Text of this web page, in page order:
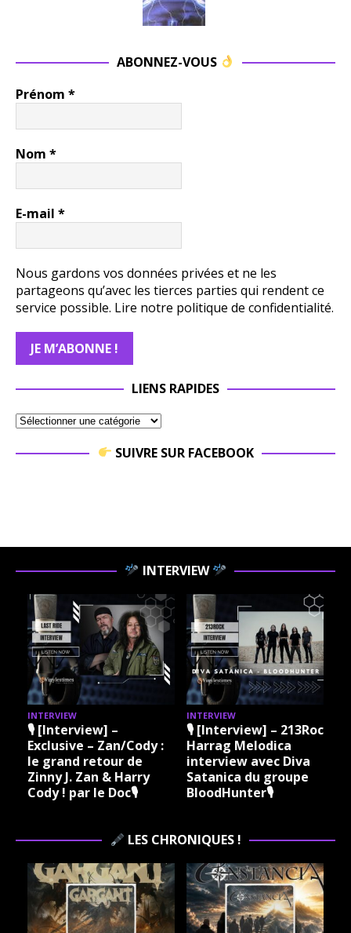
ABONNEZ-VOUS
Prénom *
Nom *
E-mail *
Nous gardons vos données privées et ne les
partageons qu’avec les tierces parties qui rendent ce
service possible. Lire notre politique de confidentialité.
LIENS RAPIDES
SUIVRE SUR FACEBOOK
INTERVIEW
INTERVIEW
🎙 [Interview] –
Exclusive – Zan/Cody :
le grand retour de
Zinny J. Zan & Harry
Cody ! par le Doc🎙
INTERVIEW
🎙 [Interview] – 213Rock
Harrag Melodica
interview avec Diva
Satanica du groupe
BloodHunter🎙
LES CHRONIQUES !